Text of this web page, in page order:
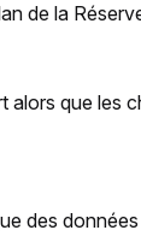
de la
alors que les
des